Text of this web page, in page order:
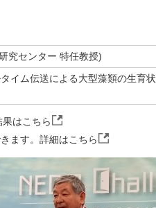
究センター 特任教授)
イム伝送による大型藻類の生育状
果はこちら
ます。詳細はこちら